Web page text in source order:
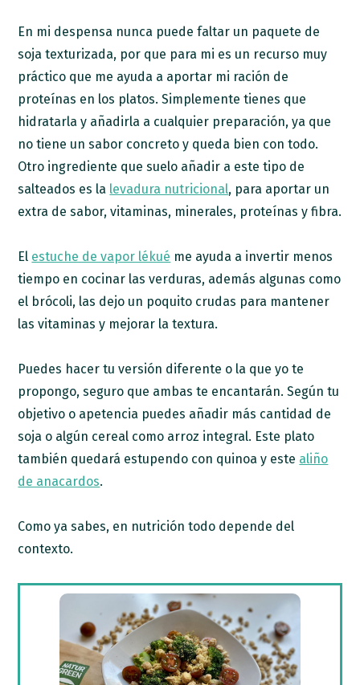
En mi despensa nunca puede faltar un paquete de
soja texturizada, por que para mi es un recurso muy
práctico que me ayuda a aportar mi ración de
proteínas en los platos. Simplemente tienes que
hidratarla y añadirla a cualquier preparación, ya que
no tiene un sabor concreto y queda bien con todo.
Otro ingrediente que suelo añadir a este tipo de
salteados es la levadura nutricional, para aportar un
extra de sabor, vitaminas, minerales, proteínas y fibra.
El estuche de vapor lékué me ayuda a invertir menos
tiempo en cocinar las verduras, además algunas como
el brócoli, las dejo un poquito crudas para mantener
las vitaminas y mejorar la textura.
Puedes hacer tu versión diferente o la que yo te
propongo, seguro que ambas te encantarán. Según tu
objetivo o apetencia puedes añadir más cantidad de
soja o algún cereal como arroz integral. Este plato
también quedará estupendo con quinoa y este aliño
de anacardos.
Como ya sabes, en nutrición todo depende del
contexto.